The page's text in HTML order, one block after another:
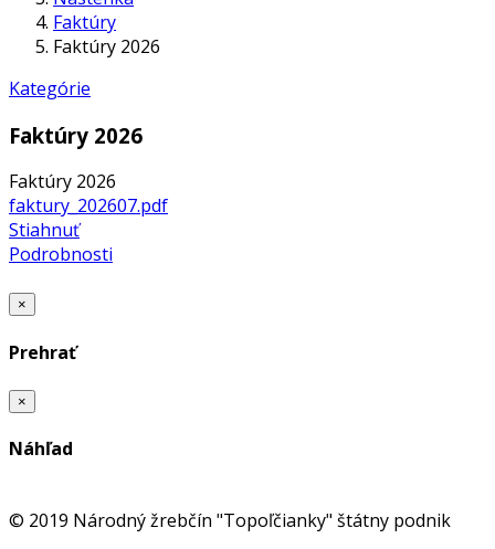
Faktúry
Faktúry 2026
Kategórie
Faktúry 2026
Faktúry 2026
faktury_202607.pdf
Stiahnuť
Podrobnosti
×
Prehrať
×
Náhľad
© 2019 Národný žrebčín "Topoľčianky" štátny podnik